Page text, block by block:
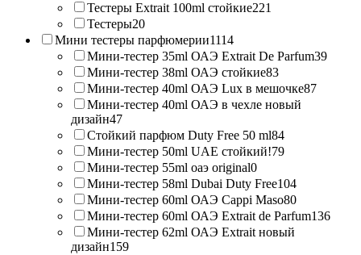
Тестеры Extrait 100ml стойкие221
Тестеры20
Мини тестеры парфюмерии1114
Мини-тестер 35ml ОАЭ Extrait De Parfum39
Мини-тестер 38ml ОАЭ стойкие83
Мини-тестер 40ml ОАЭ Lux в мешочке87
Мини-тестер 40ml ОАЭ в чехле новый
дизайн47
Стойкий парфюм Duty Free 50 ml84
Мини-тестер 50ml UAE стойкий!79
Мини-тестер 55ml оаэ original0
Мини-тестер 58ml Dubai Duty Free104
Мини-тестер 60ml ОАЭ Cappi Maso80
Мини-тестер 60ml ОАЭ Extrait de Parfum136
Мини-тестер 62ml ОАЭ Extrait новый
дизайн159